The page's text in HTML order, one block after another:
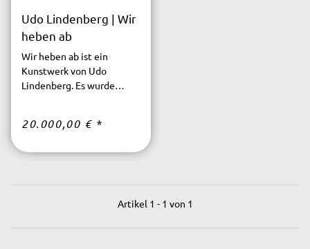
Udo Lindenberg | Wir
heben ab
Wir heben ab ist ein
Kunstwerk von Udo
Lindenberg. Es wurde
und ist ein Unikat.
20.000,00 € *
Artikel 1 - 1 von 1